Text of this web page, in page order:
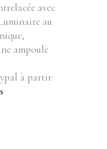
avec
au
ampoule
à partir